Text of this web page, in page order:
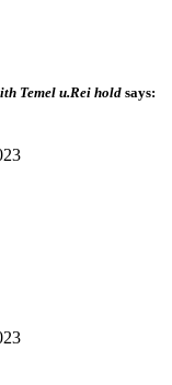
Temel u.Rei hold says: